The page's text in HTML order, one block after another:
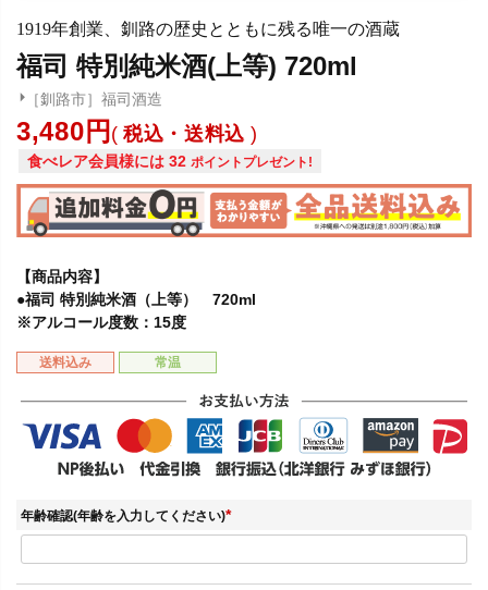
1919年創業、釧路の歴史とともに残る唯一の酒蔵
福司 特別純米酒(上等) 720ml
［釧路市］福司酒造
3,480 税込・送料込
食べレア会員様には 32 ポイントプレゼント!
【商品内容】
●福司 特別純米酒（上等） 720ml
※アルコール度数：15度
送料込み 常温
年齢確認(年齢を入力してください)
(